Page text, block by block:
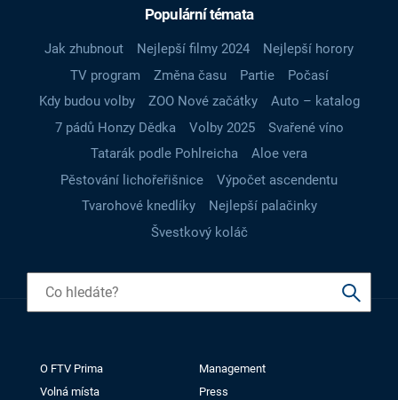
Populární témata
Jak zhubnout Nejlepší filmy 2024
Nejlepší horory
TV program
Změna času Partie
Počasí
Kdy budou volby
ZOO Nové začátky
Auto – katalog
7 pádů Honzy Dědka
Volby 2025
Svařené víno
Tatarák podle Pohlreicha
Aloe vera
Pěstování lichořeřišnice
Výpočet ascendentu
Tvarohové knedlíky
Nejlepší palačinky
Švestkový koláč
O FTV Prima
Management
Volná místa
Press